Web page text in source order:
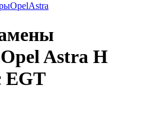
OpelAstra
Astra H
EGT